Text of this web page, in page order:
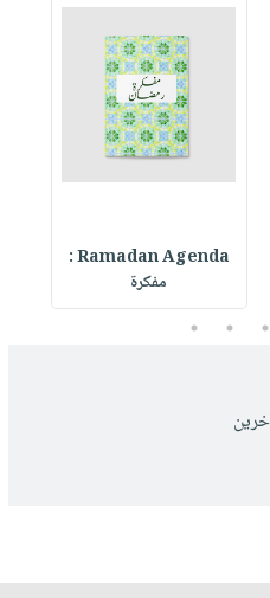
Ramadan Agenda :
مفكرة
3
4
5